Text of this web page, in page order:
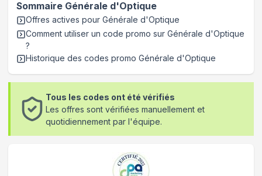
Sommaire Générale d'Optique
Offres actives pour Générale d'Optique
Comment utiliser un code promo sur Générale d'Optique
?
Historique des codes promo Générale d'Optique
Tous les codes ont été vérifiés
Les offres sont vérifiées manuellement et
quotidiennement par l'équipe.